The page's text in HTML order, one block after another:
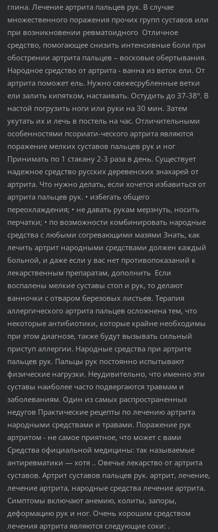
глина. Лечение артрита пальцев рук. В случае
множественного поражения прочих групп суставов или
при возникновении ревматоидного Отличное
средство, помогающее снизить интенсивные боли при
обострении артрита пальцев – восковые обертывания.
Народное средство от артрита - ванна из веток ели. От
артрита поможет ель. Нужно свежесрубленные ветки
ели залить кипятком, настаивать. Остудить до 37-38°. В
настой погрузить ноги или руки на 30 мин. Затем
укутать их и лечь в постель на час. Отличительными
особенностями псориати-ческого артрита являются
поражение мелких суставов пальцев рук и ног
Принимать по 1 стакану 2-3 раза в день. Существует
надежное средство русских деревенских знахарей от
артрита. Что нужно делать, если хочется избавиться от
артрита пальцев рук. • избегать общего
переохлаждения; • не давать рукам мерзнуть, носить
перчатки; • по возможности комбинировать народные
средства с любыми согревающими мазями Знать, как
лечить артрит народными средствами должен каждый
больной, и даже если у вас нет противопоказаний к
лекарственным препаратам, дополнить Если
воспалены мелкие суставы стоп и рук, то делают
ванночки с отваром березовых листьев. Терапия
аллергического артрита пальцев осложнена тем, что
некоторые антибиотики, которые крайне необходимы
при этом диагнозе, также будут вызывать сильный
приступ аллергии. Народные средства при артрите
пальцев рук. Пальцы рук постоянно испытывают
физические нагрузки. Неудивительно, что именно эти
суставы наиболее часто подвергаются травмам и
заболеваниям. Один из самых распространенных
недугов Практические рецепты по лечению артрита
народными средствами и травами. Поражение рук
артритом - не самое приятное, что может с вами
Средства официальной медицины: так называемые
антиревматики — хотя .. Овечье лекарство от артрита
суставов. Артрит суставов пальцев рук. артрит, лечение,
лечение артрита, народные средства лечение артрита.
Симптомы включают анемию, колиты, запоры,
деформацию рук и ног. Очень хорошим средством
лечения артрита являются следующие соки: .